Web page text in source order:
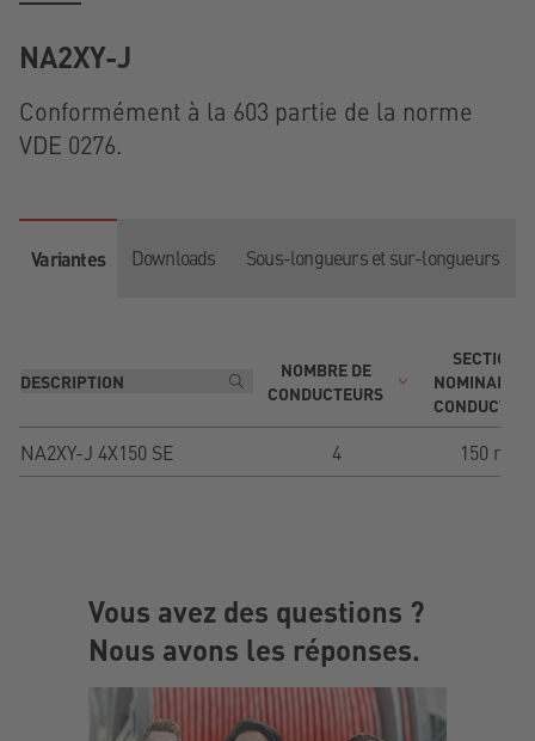
NA2XY-J
Conformément à la 603 partie de la norme
VDE 0276.
Variantes Downloads Sous-longueurs et sur-longueurs
NOMBRE DE
CONDUCTEURS
SECTION
NOMINALE
NA2XY-J 4X150 SE 4 150 mm²
Vous avez des questions ?
Nous avons les réponses.